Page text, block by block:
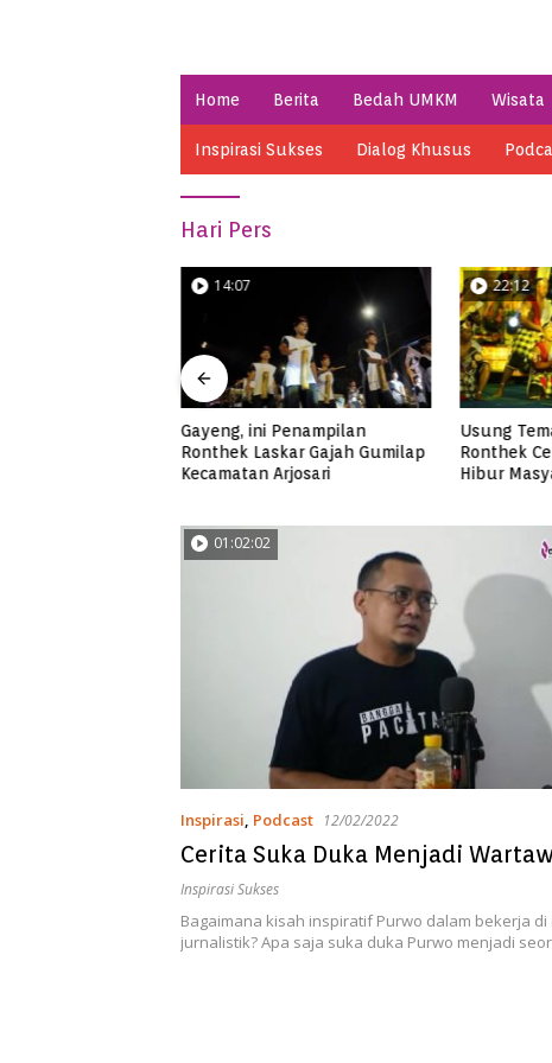
Home Berita Bedah UMKM Wisata
Inspirasi Sukses Dialog Khusus
Hari Pers
Laskar Gajah Gumilap
Usung Tema Sumpah Palapa,
Ronthek Ceria Sinar Tanjung
Hibur Masyarakat Pacitan di
01:02:02
Inspirasi, Podcast 12/02/2022
Cerita Suka Duka Menjadi
Inspirasi Sukses
Bagaimana kisah inspiratif Purwo dalam bekerja di
jurnalistik? Apa saja suka duka Purwo menjadi